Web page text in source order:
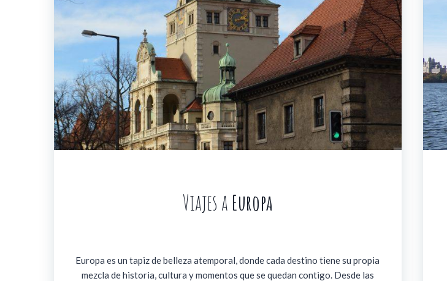
Viajes a Europa
Europa es un tapiz de belleza atemporal, donde cada destino tiene su propia
mezcla de historia, cultura y momentos que se quedan contigo. Desde las